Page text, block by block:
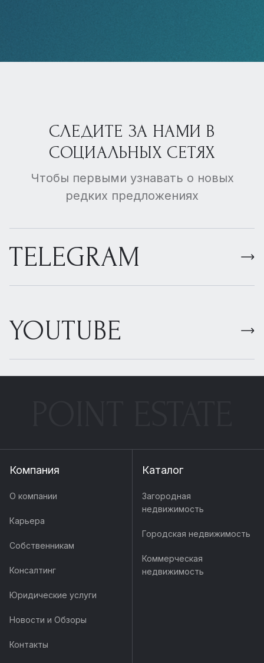
СЛЕДИТЕ ЗА НАМИ В
СОЦИАЛЬНЫХ СЕТЯХ
Чтобы первыми узнавать о новых
редких предложениях
TELEGRAM
YOUTUBE
Компания
О компании
Карьера
Собственникам
Консалтинг
Юридические услуги
Новости и Обзоры
Контакты
Каталог
Загородная
недвижимость
Городская недвижимость
Коммерческая
недвижимость